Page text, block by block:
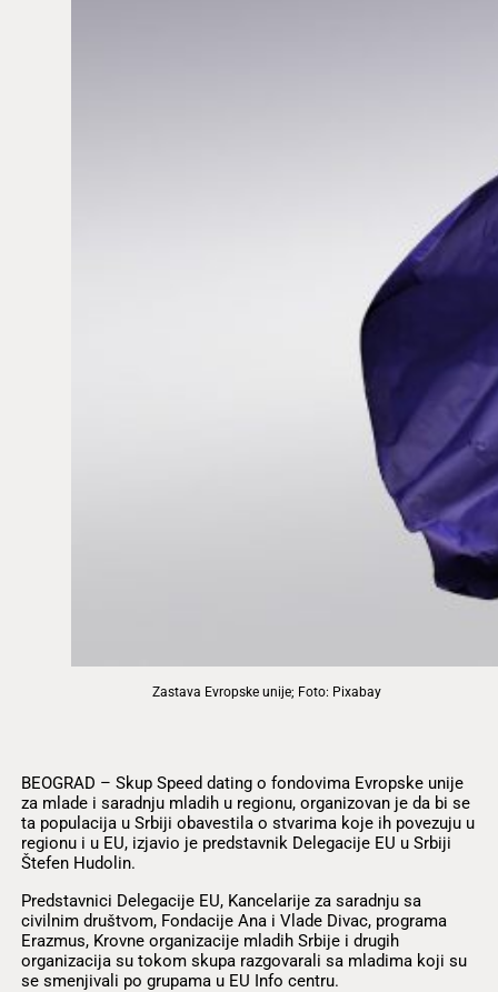
Zastava Evropske unije; Foto: Pixabay
BEOGRAD – Skup Speed dating o fondovima Evropske unije
za mlade i saradnju mladih u regionu, organizovan je da bi se
ta populacija u Srbiji obavestila o stvarima koje ih povezuju u
regionu i u EU, izjavio je predstavnik Delegacije EU u Srbiji
Štefen Hudolin.
Predstavnici Delegacije EU, Kancelarije za saradnju sa
civilnim društvom, Fondacije Ana i Vlade Divac, programa
Erazmus, Krovne organizacije mladih Srbije i drugih
organizacija su tokom skupa razgovarali sa mladima koji su
se smenjivali po grupama u EU Info centru.